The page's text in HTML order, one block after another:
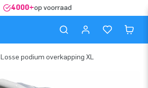
4000+op voorraad
Losse podium overkapping XL